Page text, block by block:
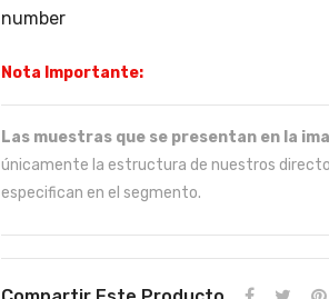
number
Nota Importante:
Las muestras que se presentan en la
únicamente la estructura de nuestros
especifican en el segmento.